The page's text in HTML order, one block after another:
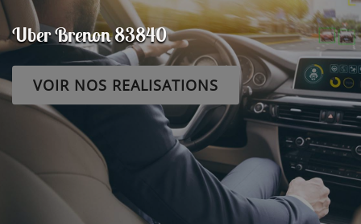
Uber Brenon 83840
VOIR NOS REALISATIONS